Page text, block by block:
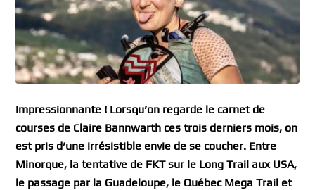
Impressionnante ! Lorsqu’on regarde le carnet de
courses de Claire Bannwarth ces trois derniers mois, on
est pris d’une irrésistible envie de se coucher. Entre
Minorque, la tentative de FKT sur le Long Trail aux USA,
le passage par la Guadeloupe, le Québec Mega Trail et